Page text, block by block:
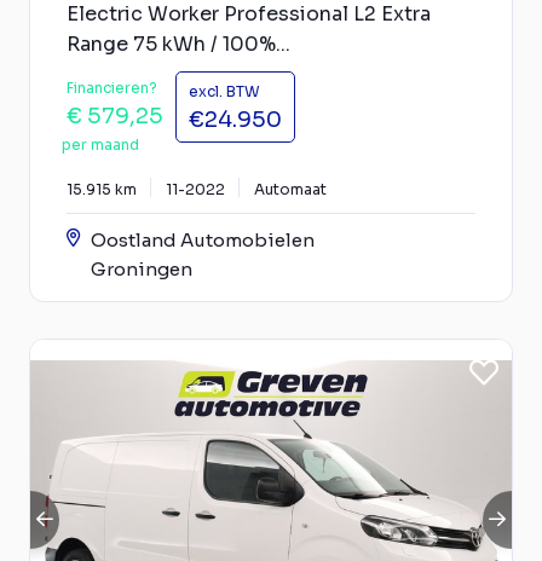
Electric Worker Professional L2 Extra
Range 75 kWh / 100%...
Financieren?
€ 579,25
per maand
excl. BTW
€24.950
15.915 km 11-2022 Automaat
Oostland Automobielen
Groningen